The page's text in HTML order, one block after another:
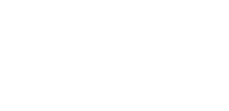
gesamte Wochenende
zehn für die #46 und